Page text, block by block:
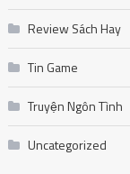
Review Sách Hay
Tin Game
Truyện Ngôn Tình
Uncategorized